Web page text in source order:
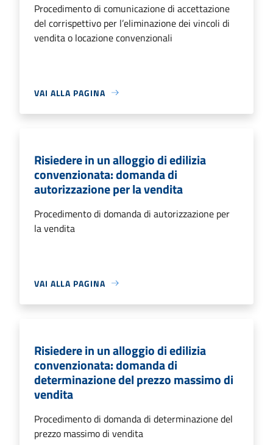
Procedimento di comunicazione di accettazione
del corrispettivo per l’eliminazione dei vincoli di
vendita o locazione convenzionali
VAI ALLA PAGINA
Risiedere in un alloggio di edilizia
convenzionata: domanda di
autorizzazione per la vendita
Procedimento di domanda di autorizzazione per
la vendita
VAI ALLA PAGINA
Risiedere in un alloggio di edilizia
convenzionata: domanda di
determinazione del prezzo massimo di
vendita
Procedimento di domanda di determinazione del
prezzo massimo di vendita